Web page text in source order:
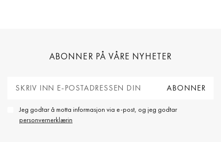
ABONNER PÅ VÅRE NYHETER
Jeg godtar å motta informasjon via e-post, og jeg godtar
personvernerklærin